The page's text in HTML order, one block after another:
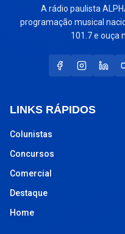
A rádio paulista
programação musical
101.7 e ouça
LINKS RÁPIDOS
Colunistas
Concursos
Comercial
Destaque
Home